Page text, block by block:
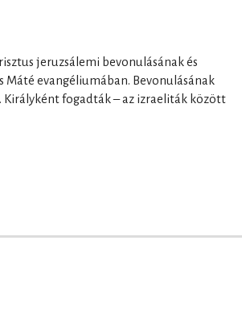
jeruzsálemi bevonulásának és
evangéliumában. Bevonulásának
fogadták – az izraeliták között